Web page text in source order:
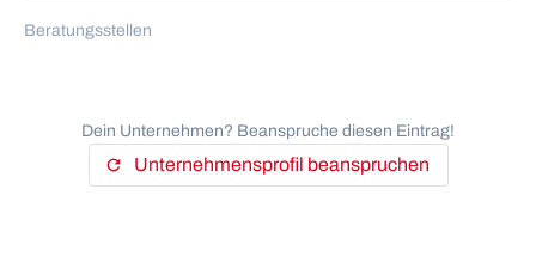
Beratungsstellen
Dein Unternehmen? Beanspruche diesen Eintrag!
refresh Unternehmensprofil beanspruchen